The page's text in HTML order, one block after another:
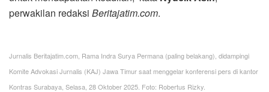
perwakilan redaksi Beritajatim.com.
Jurnalis Beritajatim.com, Rama Indra Surya Permana (paling belakang), didampingi
Komite Advokasi Jurnalis (KAJ) Jawa Timur saat menggelar konferensi pers di kantor
Kontras Surabaya, Selasa, 28 Oktober 2025. Foto: Robertus Rizky.